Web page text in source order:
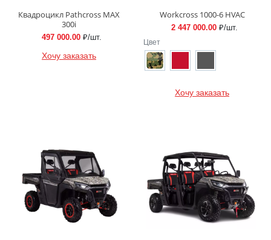
Квадроцикл Pathcross MAX
300i
497 000.00 ₽/шт.
Хочу заказать
Workcross 1000-6 HVAC
2 447 000.00 ₽/шт.
Цвет
Хочу заказать